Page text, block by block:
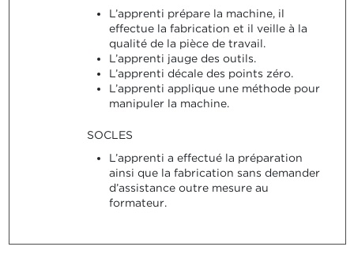
L’apprenti prépare la machine, il
effectue la fabrication et il veille à la
qualité de la pièce de travail.
L’apprenti jauge des outils.
L’apprenti décale des points zéro.
L’apprenti applique une méthode pour
manipuler la machine.
SOCLES
L’apprenti a effectué la préparation
ainsi que la fabrication sans demander
d’assistance outre mesure au
formateur.